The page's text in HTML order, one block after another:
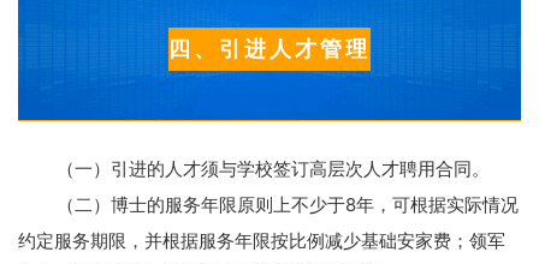
四、引进人才管理
（一）引进的人才须与学校签订高层次人才聘用合同。
（二）博士的服务年限原则上不少于8年，可根据实际情况
约定服务期限，并根据服务年限按比例减少基础安家费；领军